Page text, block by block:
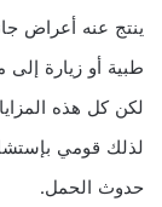
ينتج عنه أعراض
طبية أو زيارة إلى
لكن كل هذه
لذلك قومي
حدوث الحمل.